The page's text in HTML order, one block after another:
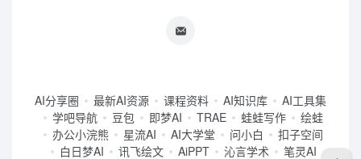
AI分享圈 最新AI资源 课程资料 AI知识库
AI工具集
学吧导航
豆包 即梦AI TRAE 蛙蛙写作
绘蛙
办公小浣熊
星流AI AI大学堂 问小白
扣子空间
白日梦AI
讯飞绘文 AiPPT 沁言学术 笔灵AI